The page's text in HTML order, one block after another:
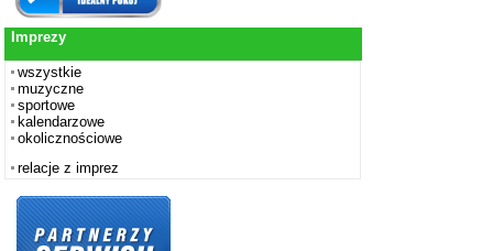
Imprezy
wszystkie
muzyczne
sportowe
kalendarzowe
okolicznościowe
relacje z imprez